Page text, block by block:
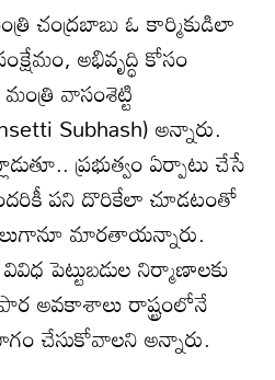
చంద్రబాబు ఓ కార్మికుడిలా
అభివృద్ధి కోసం
వాసంశెట్టి
Subhash) అన్నారు.
ప్రభుత్వం ఏర్పాటు చేసే
పని దొరికేలా చూడటంతో
మారతాయన్నారు.
పెట్టుబడుల నిర్మాణాలకు
అవకాశాలు రాష్ట్రంలోనే
చేసుకోవాలని అన్నారు.